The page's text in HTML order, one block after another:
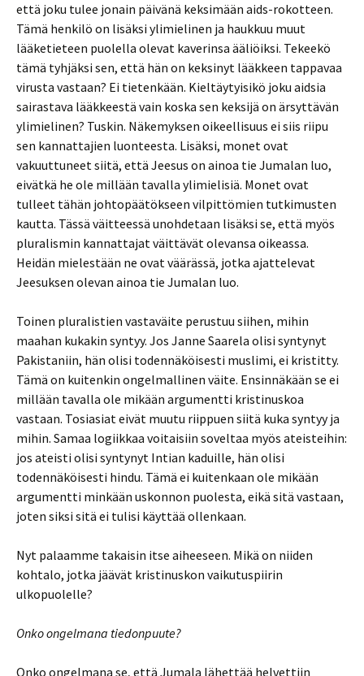
että joku tulee jonain päivänä keksimään aids-rokotteen.
Tämä henkilö on lisäksi ylimielinen ja haukkuu muut
lääketieteen puolella olevat kaverinsa ääliöiksi. Tekeekö
tämä tyhjäksi sen, että hän on keksinyt lääkkeen tappavaa
virusta vastaan? Ei tietenkään. Kieltäytyisikö joku aidsia
sairastava lääkkeestä vain koska sen keksijä on ärsyttävän
ylimielinen? Tuskin. Näkemyksen oikeellisuus ei siis riipu
sen kannattajien luonteesta. Lisäksi, monet ovat
vakuuttuneet siitä, että Jeesus on ainoa tie Jumalan luo,
eivätkä he ole millään tavalla ylimielisiä. Monet ovat
tulleet tähän johtopäätökseen vilpittömien tutkimusten
kautta. Tässä väitteessä unohdetaan lisäksi se, että myös
pluralismin kannattajat väittävät olevansa oikeassa.
Heidän mielestään ne ovat väärässä, jotka ajattelevat
Jeesuksen olevan ainoa tie Jumalan luo.
Toinen pluralistien vastaväite perustuu siihen, mihin
maahan kukakin syntyy. Jos Janne Saarela olisi syntynyt
Pakistaniin, hän olisi todennäköisesti muslimi, ei kristitty.
Tämä on kuitenkin ongelmallinen väite. Ensinnäkään se ei
millään tavalla ole mikään argumentti kristinuskoa
vastaan. Tosiasiat eivät muutu riippuen siitä kuka syntyy ja
mihin. Samaa logiikkaa voitaisiin soveltaa myös ateisteihin:
jos ateisti olisi syntynyt Intian kaduille, hän olisi
todennäköisesti hindu. Tämä ei kuitenkaan ole mikään
argumentti minkään uskonnon puolesta, eikä sitä vastaan,
joten siksi sitä ei tulisi käyttää ollenkaan.
Nyt palaamme takaisin itse aiheeseen. Mikä on niiden
kohtalo, jotka jäävät kristinuskon vaikutuspiirin
ulkopuolelle?
Onko ongelmana tiedonpuute?
Onko ongelmana se, että Jumala lähettää helvettiin